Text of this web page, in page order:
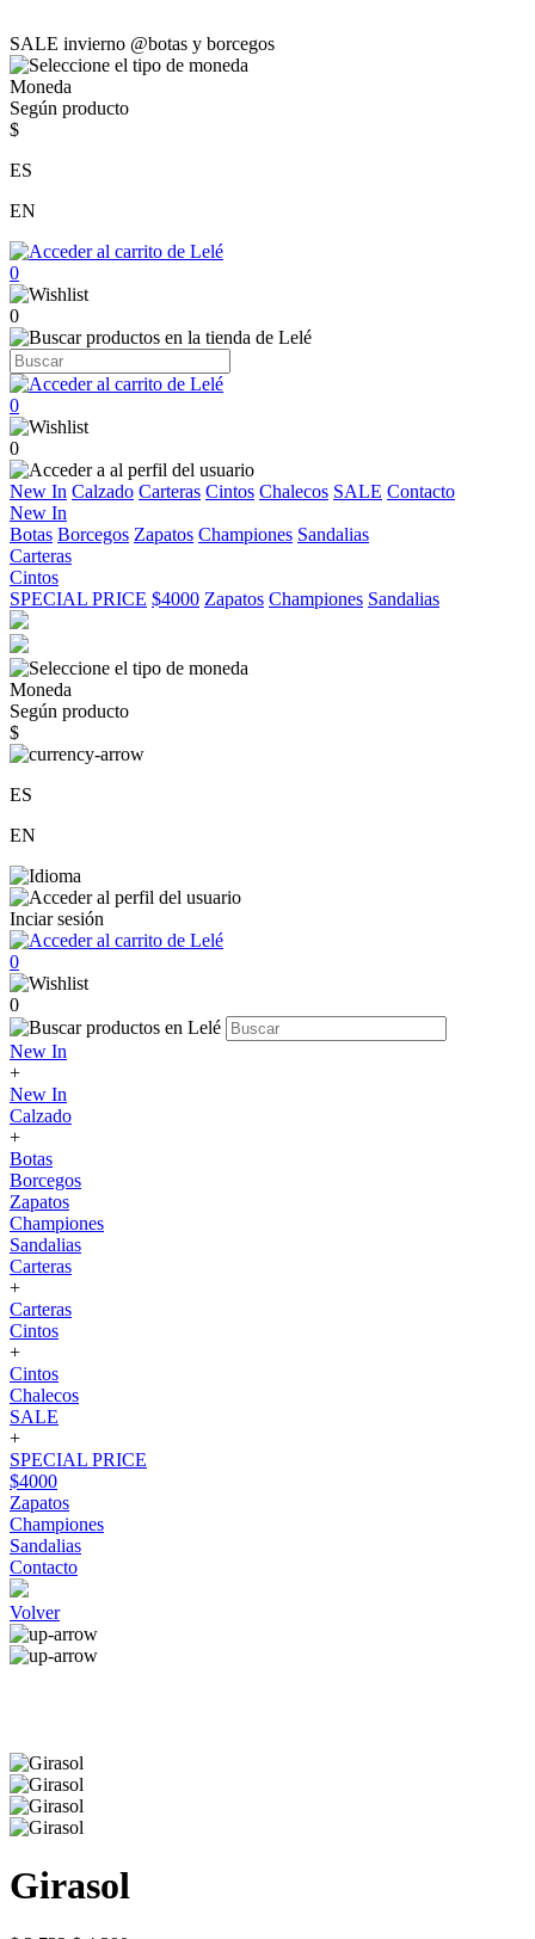
SALE invierno @botas y borcegos
Moneda
Según producto
$
ES
EN
0
0
0
0
New In Calzado Carteras Cintos Chalecos SALE Contacto
New In
Botas Borcegos Zapatos Championes Sandalias
Carteras
Cintos
SPECIAL PRICE $4000 Zapatos Championes Sandalias
Moneda
Según producto
$
ES
EN
Inciar sesión
0
0
New In
+
New In
Calzado
+
Botas
Borcegos
Zapatos
Championes
Sandalias
Carteras
+
Carteras
Cintos
+
Cintos
Chalecos
SALE
+
SPECIAL PRICE
$4000
Zapatos
Championes
Sandalias
Contacto
Volver
Girasol